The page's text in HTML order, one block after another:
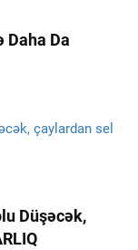
Da
Düşəcək,